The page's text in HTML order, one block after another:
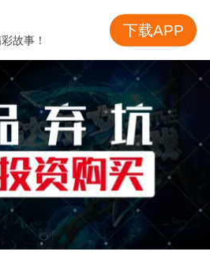
故事！
下载APP